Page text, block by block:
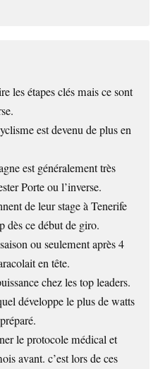
les étapes clés mais ce sont
est devenu de plus en
est généralement très
Porte ou l’inverse.
de leur stage à Tenerife
dès ce début de giro.
ou seulement après 4
en tête.
chez les top leaders.
développe le plus de watts
le protocole médical et
avant. c’est lors de ces